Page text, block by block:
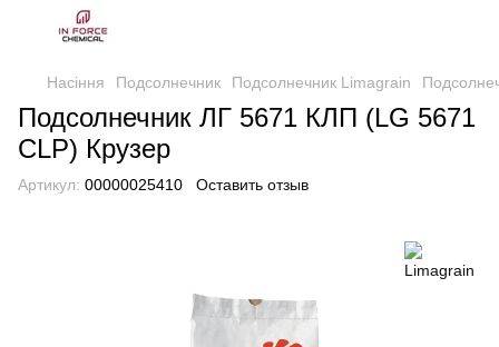
Насіння Подсолнечник Подсолнечник Limagrain
Подсолнечник ЛГ 5671 КЛП (LG 5671
CLP) Крузер
Артикул: 00000025410 Оставить отзыв